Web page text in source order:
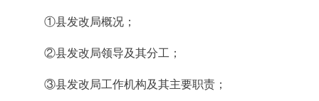
①县发改局概况；
②县发改局领导及其分工；
③县发改局工作机构及其主要职责；